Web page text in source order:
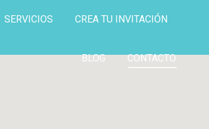
SERVICIOS CREA TU INVITACIÓN
BLOG CONTACTO